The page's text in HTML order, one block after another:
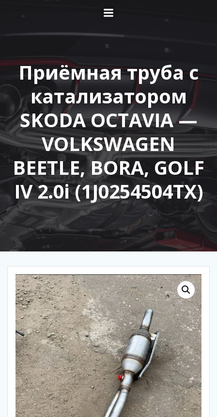
к
Приёмная труба c
катализатором
SKODA OCTAVIA —
VOLKSWAGEN
BEETLE, BORA, GOLF
IV 2.0i (1J0254504TX)